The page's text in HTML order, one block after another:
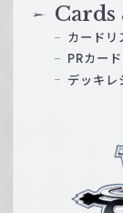
ス
Cards
カードリ
PRカード
デッキレ